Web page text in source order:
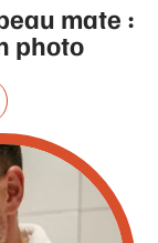
mate :
photo